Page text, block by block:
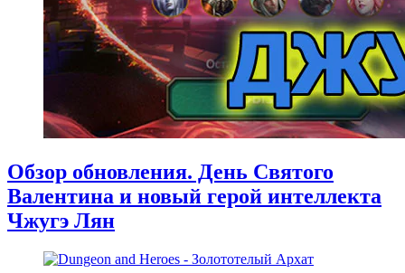
Обзор обновления. День Святого
Валентина и новый герой интеллекта
Чжугэ Лян